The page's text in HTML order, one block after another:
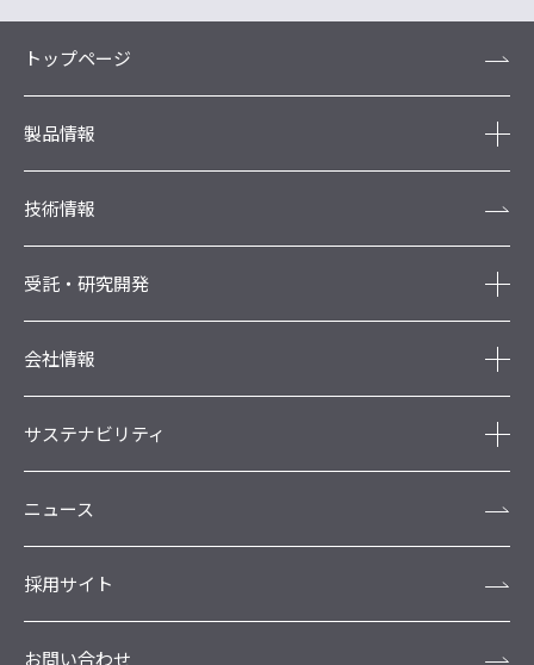
トップページ
製品情報
技術情報
受託・研究開発
会社情報
サステナビリティ
ニュース
採用サイト
お問い合わせ